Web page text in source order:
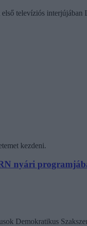
televíziós
kezdeni.
nyári
Demokratikus